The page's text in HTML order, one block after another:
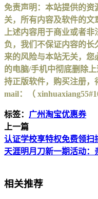
免责声明：本站提供的资
关，所有内容及软件的
上述内容用于商业或者
负，我们不保证内容的
来的风险与本站无关，您
的电脑/手机中彻底删除
持正版软件，购买注册，
mail：（
标签： 广州淘宝优惠券
上一篇
认证学校享特权免费领扫
天涯明月刀新一期活动：
相关推荐